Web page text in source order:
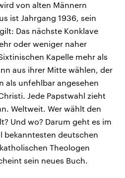
von alten Männern
ist Jahrgang 1936, sein
Das nächste Konklave
oder weniger naher
Kapelle mehr als
aus ihrer Mitte wählen, der
als unfehlbar angesehen
Jede Papstwahl zieht
Weltweit. Wer wählt den
Und wo? Darum geht es im
bekanntesten deutschen
Theologen
sein neues Buch.